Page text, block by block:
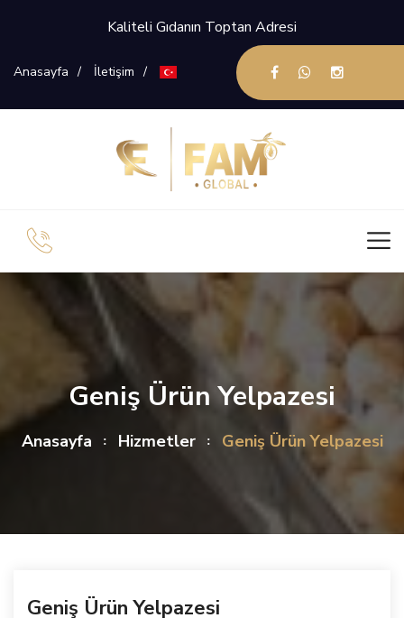
Kaliteli Gıdanın Toptan Adresi
Anasayfa İletişim
Geniş Ürün Yelpazesi
Anasayfa Hizmetler Geniş Ürün Yelpazesi
Geniş Ürün Yelpazesi